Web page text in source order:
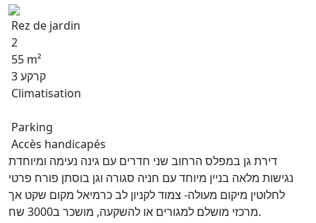
Rez de jardin
2
55 m²
קרקע 3
Climatisation
Parking
Accès handicapés
דירת גן במפלס הרחוב שני חדרים עם גינה נעימה ומיוחדת
נגישות מלאה בניין מיוחד עם חניה סגורה וגן בוסתן פורח פרטי
לחלוטין מיקום מעולה- צמוד לקניון לב כרמיאל מקום שקט אך
מרכזי מושלם למגורים או להשקעה, מושכר ב3000 שח.